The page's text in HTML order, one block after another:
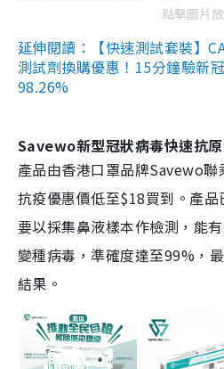
點擊圖片
延伸閱讀：【快速測試套裝】
測試劑換購優惠！15分鐘驗新
98.26%
Savewo新型冠狀病毒快速抗
產品由香港口罩品牌Savewo聯
抗疫優惠價低至$18買到。產品
要以採集鼻液樣本作檢測，能
變種病毒，準確度達至99%，
結果。